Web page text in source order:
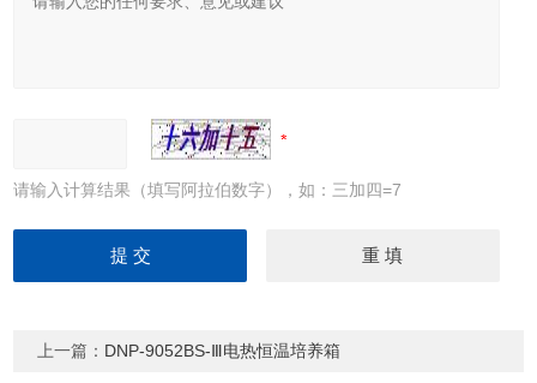
请输入计算结果（填写阿拉伯数字），如：三加四=7
上一篇： DNP-9052BS-Ⅲ电热恒温培养箱